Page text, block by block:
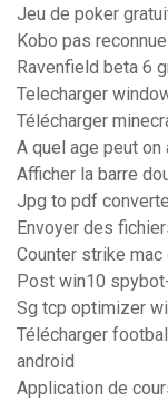
Jeu de poker
Kobo pas
Ravenfield beta 6
Telecharger
Télécharger
A quel age peut
Afficher la barre
Jpg to pdf
Envoyer des
Counter strike
Post win10
Sg tcp optimizer
Télécharger
android
Application de